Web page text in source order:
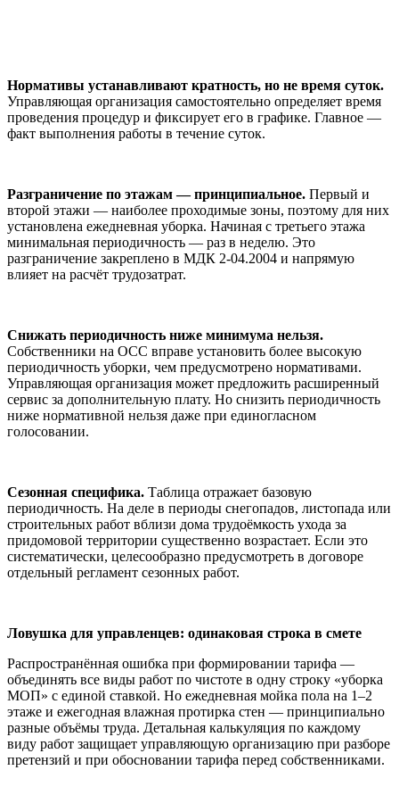
Нормативы устанавливают кратность, но не время суток.
Управляющая организация самостоятельно определяет время
проведения процедур и фиксирует его в графике. Главное —
факт выполнения работы в течение суток.
Разграничение по этажам — принципиальное. Первый и
второй этажи — наиболее проходимые зоны, поэтому для них
установлена ежедневная уборка. Начиная с третьего этажа
минимальная периодичность — раз в неделю. Это
разграничение закреплено в МДК 2-04.2004 и напрямую
влияет на расчёт трудозатрат.
Снижать периодичность ниже минимума нельзя.
Собственники на ОСС вправе установить более высокую
периодичность уборки, чем предусмотрено нормативами.
Управляющая организация может предложить расширенный
сервис за дополнительную плату. Но снизить периодичность
ниже нормативной нельзя даже при единогласном
голосовании.
Сезонная специфика. Таблица отражает базовую
периодичность. На деле в периоды снегопадов, листопада или
строительных работ вблизи дома трудоёмкость ухода за
придомовой территории существенно возрастает. Если это
систематически, целесообразно предусмотреть в договоре
отдельный регламент сезонных работ.
Ловушка для управленцев: одинаковая строка в смете
Распространённая ошибка при формировании тарифа —
объединять все виды работ по чистоте в одну строку «уборка
МОП» с единой ставкой. Но ежедневная мойка пола на 1–2
этаже и ежегодная влажная протирка стен — принципиально
разные объёмы труда. Детальная калькуляция по каждому
виду работ защищает управляющую организацию при разборе
претензий и при обосновании тарифа перед собственниками.